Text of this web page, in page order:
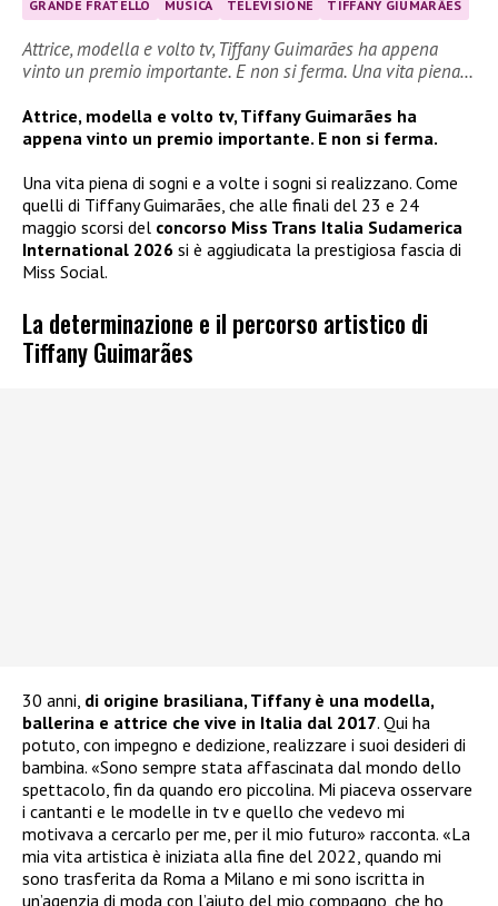
GRANDE FRATELLO MUSICA TELEVISIONE TIFFANY GIUMARÃES
Attrice, modella e volto tv, Tiffany Guimarães ha appena
vinto un premio importante. E non si ferma. Una vita piena…
Attrice, modella e volto tv, Tiffany Guimarães ha
appena vinto un premio importante. E non si ferma.
Una vita piena di sogni e a volte i sogni si realizzano. Come
quelli di Tiffany Guimarães, che alle finali del 23 e 24
maggio scorsi del concorso Miss Trans Italia Sudamerica
International 2026 si è aggiudicata la prestigiosa fascia di
Miss Social.
La determinazione e il percorso artistico di
Tiffany Guimarães
30 anni, di origine brasiliana, Tiffany è una modella,
ballerina e attrice che vive in Italia dal 2017. Qui ha
potuto, con impegno e dedizione, realizzare i suoi desideri di
bambina. «Sono sempre stata affascinata dal mondo dello
spettacolo, fin da quando ero piccolina. Mi piaceva osservare
i cantanti e le modelle in tv e quello che vedevo mi
motivava a cercarlo per me, per il mio futuro» racconta. «La
mia vita artistica è iniziata alla fine del 2022, quando mi
sono trasferita da Roma a Milano e mi sono iscritta in
un’agenzia di moda con l’aiuto del mio compagno, che ho